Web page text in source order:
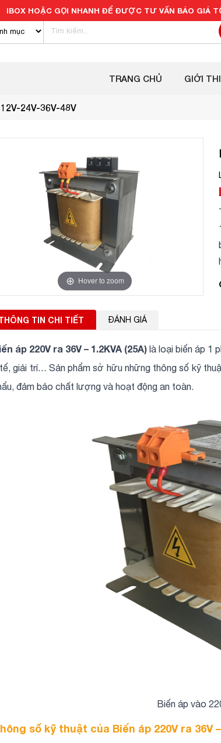
TRANG CHỦ GIỚI
24V-36V-48V
Hover to zoom
TIN CHI TIẾT ĐÁNH GIÁ
áp 220V ra 36V – 1.2KVA (25A) là loại biến áp 1
giải trí… Sản phẩm sở hữu những thông số kỹ
đảm bảo chất lượng và hoạt động an toàn.
Biến áp vào
số kỹ thuật của Biến áp 220V ra 36V –
IBOX HOẶC GỌI NHANH ĐỂ ĐƯỢC TƯ VẤN BÁO GIÁ